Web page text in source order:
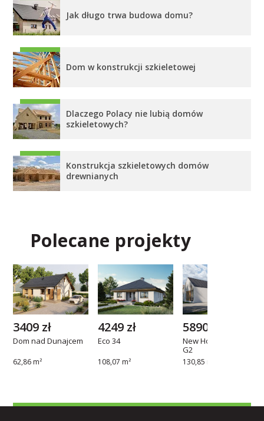
Jak długo trwa budowa domu?
Dom w konstrukcji szkieletowej
Dlaczego Polacy nie lubią domów
szkieletowych?
Konstrukcja szkieletowych domów
drewnianych
Polecane projekty
Dom nad Dunajcem
62,86 m²
3409 zł
Eco 34
108,07 m²
4249 zł
New House 719 w1
G2
130,85 m²
5890 zł